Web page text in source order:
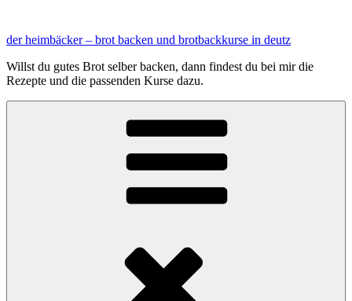
springen
der heimbäcker – brot backen und brotbackkurse in deutz
Willst du gutes Brot selber backen, dann findest du bei mir die
Rezepte und die passenden Kurse dazu.